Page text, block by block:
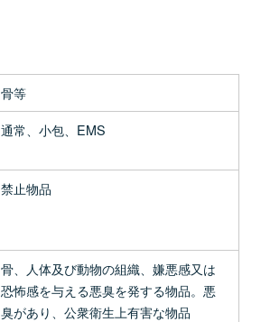
骨等
通常、小包、EMS
禁止物品
骨、人体及び動物の組織、嫌悪感又は
恐怖感を与える悪臭を発する物品。悪
臭があり、公衆衛生上有害な物品